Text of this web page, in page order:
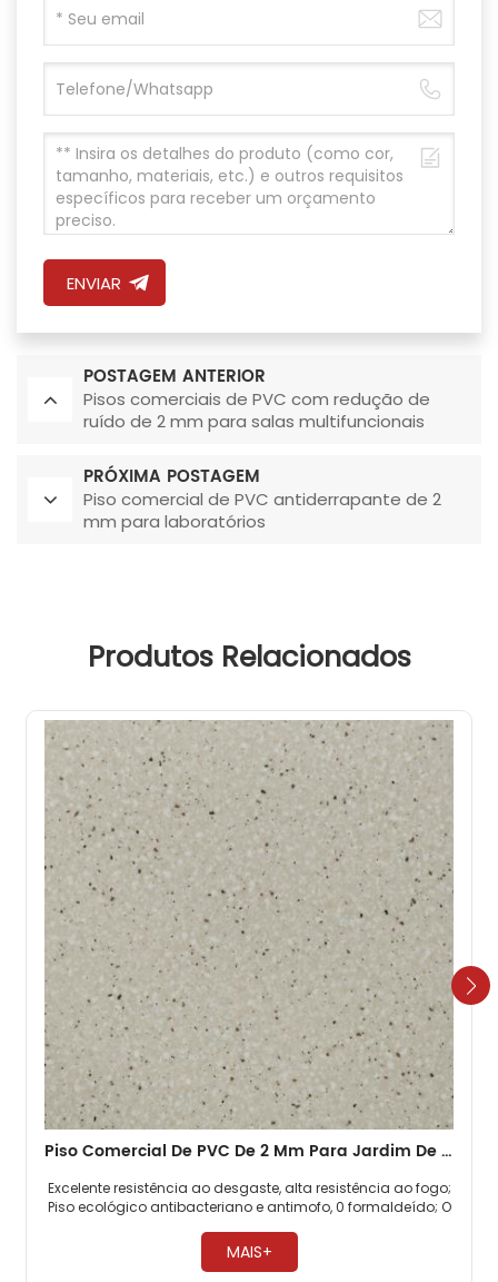
ENVIAR
POSTAGEM ANTERIOR
Pisos comerciais de PVC com redução de
ruído de 2 mm para salas multifuncionais
PRÓXIMA POSTAGEM
Piso comercial de PVC antiderrapante de 2
mm para laboratórios
Produtos Relacionados
Piso Comercial De PVC De 2 Mm Para Jardim De Infância
Excelente resistência ao desgaste, alta resistência ao fogo;
Piso ecológico antibacteriano e antimofo, 0 formaldeído; O
MAIS+